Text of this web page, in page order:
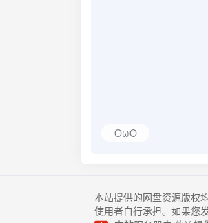
OωO
本站提供的网盘资源版权
使用者自行承担。如果您